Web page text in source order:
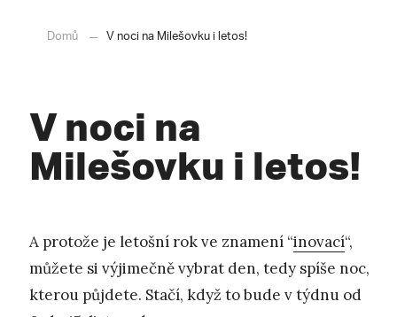
Domů V noci na Milešovku i letos!
V noci na
Milešovku i letos!
A protože je letošní rok ve znamení “inovací“,
můžete si výjimečně vybrat den, tedy spíše noc,
kterou půjdete. Stačí, když to bude v týdnu od